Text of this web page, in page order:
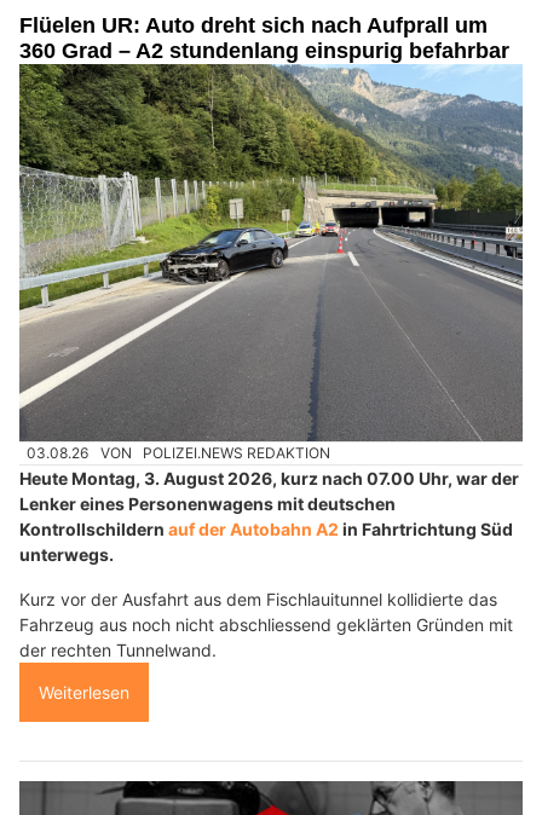
Flüelen UR: Auto dreht sich nach Aufprall um
360 Grad – A2 stundenlang einspurig befahrbar
03.08.26 VON POLIZEI.NEWS REDAKTION
Heute Montag, 3. August 2026, kurz nach 07.00 Uhr, war der
Lenker eines Personenwagens mit deutschen
Kontrollschildern auf der Autobahn A2 in Fahrtrichtung Süd
unterwegs.
Kurz vor der Ausfahrt aus dem Fischlauitunnel kollidierte das
Fahrzeug aus noch nicht abschliessend geklärten Gründen mit
der rechten Tunnelwand.
Weiterlesen